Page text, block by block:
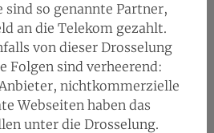
sind so genannte Partner,
an die Telekom gezahlt.
von dieser Drosselung
Folgen sind verheerend:
nichtkommerzielle
Webseiten haben das
unter die Drosselung.